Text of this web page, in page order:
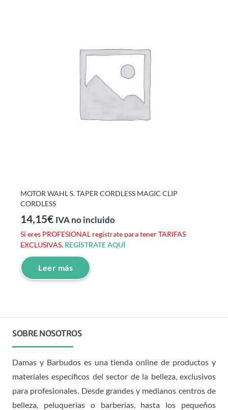
MOTOR WAHL S. TAPER CORDLESS MAGIC CLIP
CORDLESS
14,15€ IVA no incluido
Si eres PROFESIONAL regístrate para tener TARIFAS
EXCLUSIVAS. REGÍSTRATE AQUÍ
Leer más
SOBRE NOSOTROS
Damas y Barbudos es una tienda online de productos y
materiales específicos del sector de la belleza, exclusivos
para profesionales. Desde grandes y medianos centros de
belleza, peluquerías o barberías, hasta los pequeños